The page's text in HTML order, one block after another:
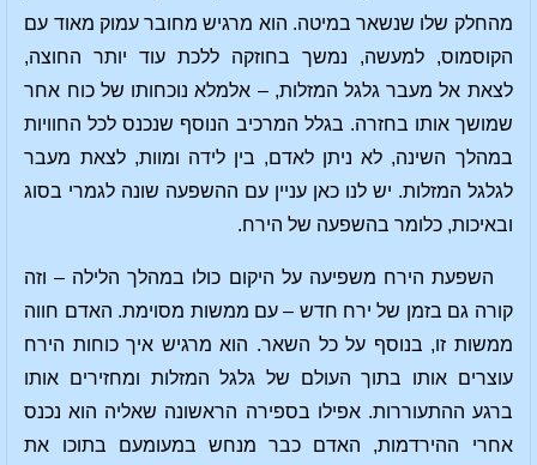
מהחלק שלו שנשאר במיטה. הוא מרגיש מחובר עמוק מאוד עם
הקוסמוס, למעשה, נמשך בחוזקה ללכת עוד יותר החוצה,
לצאת אל מעבר גלגל המזלות, – אלמלא נוכחותו של כוח אחר
שמושך אותו בחזרה. בגלל המרכיב הנוסף שנכנס לכל החוויות
במהלך השינה, לא ניתן לאדם, בין לידה ומוות, לצאת מעבר
לגלגל המזלות. יש לנו כאן עניין עם ההשפעה שונה לגמרי בסוג
ובאיכות, כלומר בהשפעה של הירח.
השפעת הירח משפיעה על היקום כולו במהלך הלילה – וזה
קורה גם בזמן של ירח חדש – עם ממשות מסוימת. האדם חווה
ממשות זו, בנוסף על כל השאר. הוא מרגיש איך כוחות הירח
עוצרים אותו בתוך העולם של גלגל המזלות ומחזירים אותו
ברגע ההתעוררות. אפילו בספירה הראשונה שאליה הוא נכנס
אחרי ההירדמות, האדם כבר מנחש במעומעם בתוכו את